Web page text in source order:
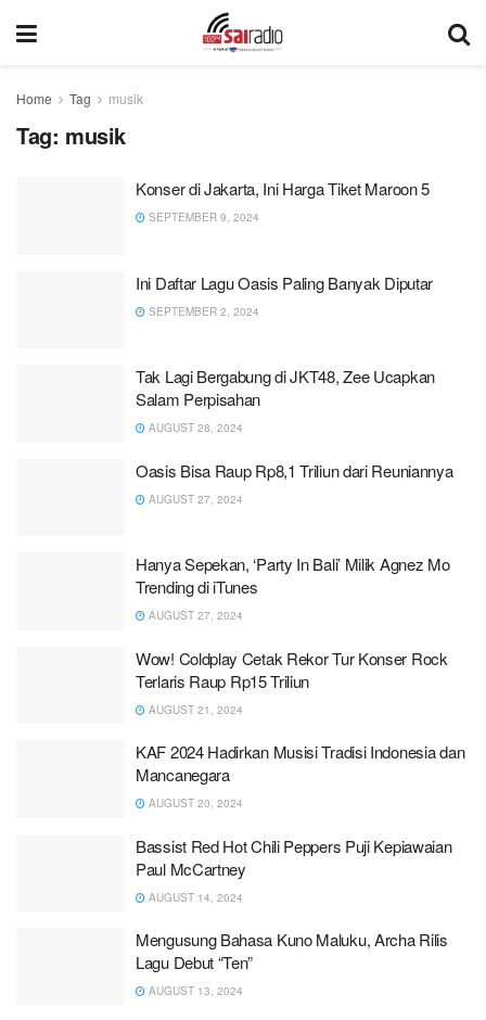
Home Tag musik
Tag: musik
Konser di Jakarta, Ini Harga Tiket Maroon 5
SEPTEMBER 9, 2024
Ini Daftar Lagu Oasis Paling Banyak Diputar
SEPTEMBER 2, 2024
Tak Lagi Bergabung di JKT48, Zee Ucapkan
Salam Perpisahan
AUGUST 28, 2024
Oasis Bisa Raup Rp8,1 Triliun dari Reuniannya
AUGUST 27, 2024
Hanya Sepekan, ‘Party In Bali’ Milik Agnez Mo
Trending di iTunes
AUGUST 27, 2024
Wow! Coldplay Cetak Rekor Tur Konser Rock
Terlaris Raup Rp15 Triliun
AUGUST 21, 2024
KAF 2024 Hadirkan Musisi Tradisi Indonesia dan
Mancanegara
AUGUST 20, 2024
Bassist Red Hot Chili Peppers Puji Kepiawaian
Paul McCartney
AUGUST 14, 2024
Mengusung Bahasa Kuno Maluku, Archa Rilis
Lagu Debut “Ten”
AUGUST 13, 2024